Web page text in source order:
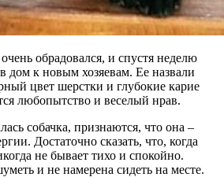
обрадовался, и спустя неделю
дом к новым хозяевам. Ее назвали
цвет шерстки и глубокие карие
любопытство и веселый нрав.
собачка, признаются, что она –
Достаточно сказать, что, когда
не бывает тихо и спокойно.
и не намерена сидеть на месте.